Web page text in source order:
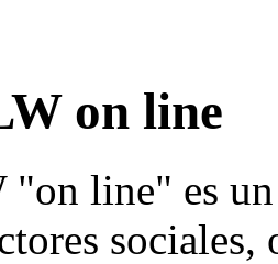
on line
"on line" es
sociales,